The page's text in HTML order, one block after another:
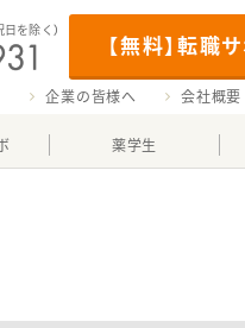
【無料】転職
日を除く）
企業の皆様へ 会社概要
薬学生